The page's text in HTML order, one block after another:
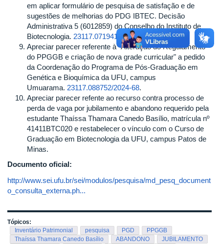
em aplicar formulário de pesquisa de satisfação e de
sugestões de melhorias do PDG IBTEC. Decisão
Administrativa 5 (6012859) do Conselho do Instituto de
Biotecnologia. 23117.071941/2024-00.
Apreciar parecer referente à "Alteração do Regulamento
do PPGGB e criação de nova grade curricular" a pedido
da Coordenação do Programa de Pós-Graduação em
Genética e Bioquímica da UFU, campus
Umuarama. 23117.088752/2024-68.
Apreciar parecer refente ao recurso contra processo de
perda de vaga por jubilamento e abandono requerido pela
estudante Thaíssa Thamara Canedo Basílio, matrícula nº
41411BTC020 e restabelecer o vínculo com o Curso de
Graduação em Biotecnologia da UFU, campus Patos de
Minas.
Documento oficial:
http://www.sei.ufu.br/sei/modulos/pesquisa/md_pesq_document
o_consulta_externa.ph...
Tópicos:
Inventário Patrimonial
pesquisa PGD
PPGGB
Thaíssa Thamara Canedo Basílio
ABANDONO
JUBILAMENTO